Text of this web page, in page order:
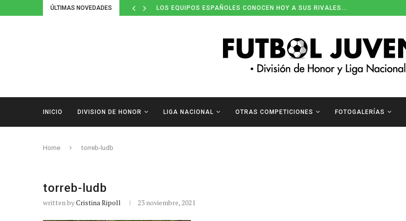
ÚLTIMAS NOVEDADES LOS EQUIPOS ESPAÑOLES CONOCEN HOY A SUS RIVALES...
INICIO DIVISION DE HONOR LIGA NACIONAL OTRAS COMPETICIONES FOTOGALERÍAS
Home torreb-ludb
torreb-ludb
written byCristina Ripoll 23 noviembre, 2021